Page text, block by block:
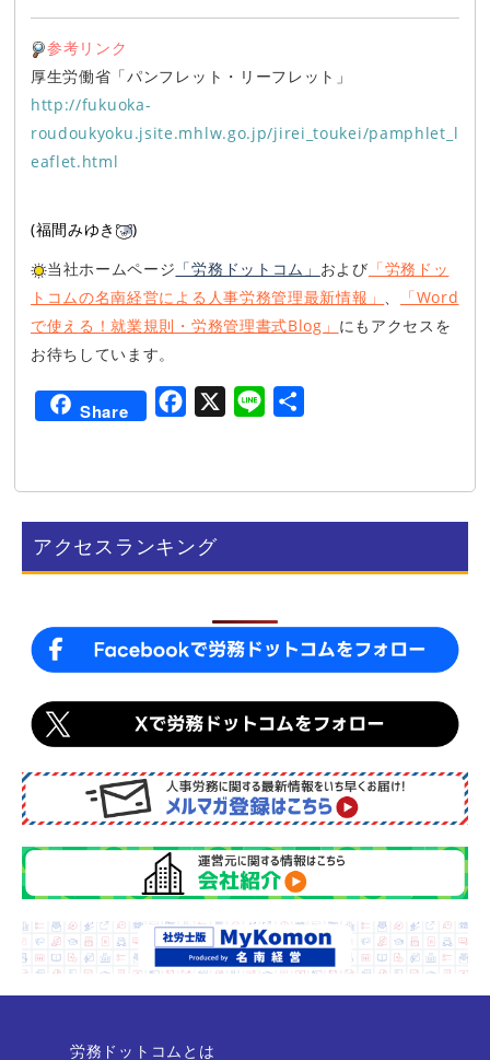
参考リンク
厚生労働省「パンフレット・リーフレット」
http://fukuoka-
roudoukyoku.jsite.mhlw.go.jp/jirei_toukei/pamphlet_l
eaflet.html
(福間みゆき
)
当社ホームページ 「労務ドットコム」 および 「労務ドッ
トコムの名南経営による人事労務管理最新情報」 、
「Word
で使える！就業規則・労務管理書式Blog」 にもアクセスを
お待ちしています。
Share
e
b
o
e
アクセスランキング
労務ドットコムとは